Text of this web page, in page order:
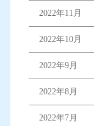
2022年11月
2022年10月
2022年9月
2022年8月
2022年7月